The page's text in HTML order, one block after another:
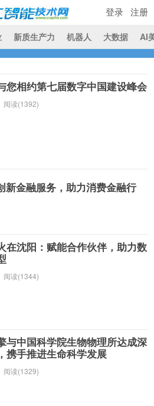
网
新质生产力 机器人 大数据 AI
登录 注册
您相约第七届数字中国建设峰会
阅读(1392)
新金融服务，助力消费金融行
在沈阳：赋能合作伙伴，助力数
阅读(1344)
与中国科学院生物物理所达成深
携手推进生命科学发展
阅读(1329)